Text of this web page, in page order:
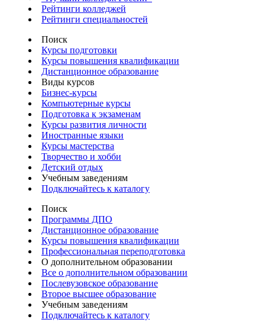
Рейтинги колледжей
Рейтинги специальностей
Поиск
Курсы подготовки
Курсы повышения квалификации
Дистанционное образование
Виды курсов
Бизнес-курсы
Компьютерные курсы
Подготовка к экзаменам
Курсы развития личности
Иностранные языки
Курсы мастерства
Творчество и хобби
Детский отдых
Учебным заведениям
Подключайтесь к каталогу
Поиск
Программы ДПО
Дистанционное образование
Курсы повышения квалификации
Профессиональная переподготовка
О дополнительном образовании
Все о дополнительном образовании
Послевузовское образование
Второе высшее образование
Учебным заведениям
Подключайтесь к каталогу